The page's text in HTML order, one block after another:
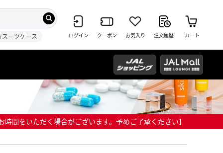
スーツケース ログイン クーポン お気入り 注文履歴 カート
間をいただく場合がございます。予めご了承ください】